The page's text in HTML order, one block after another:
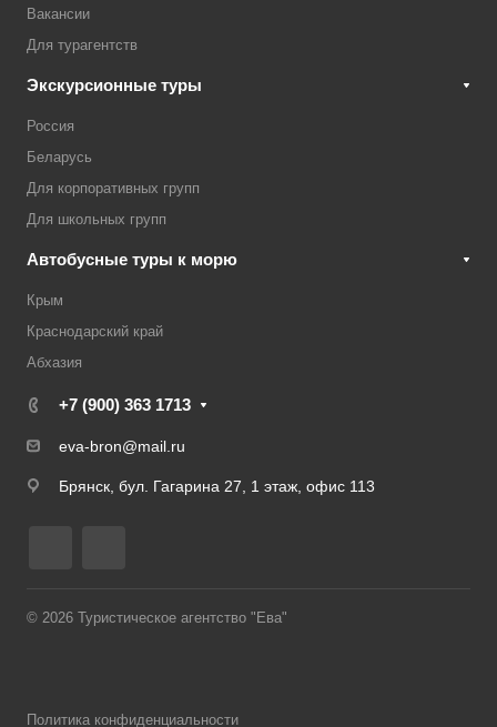
Вакансии
Для турагентств
Экскурсионные туры
Россия
Беларусь
Для корпоративных групп
Для школьных групп
Автобусные туры к морю
Крым
Краснодарский край
Абхазия
+7 (900) 363 1713
eva-bron@mail.ru
Брянск, бул. Гагарина 27, 1 этаж, офис 113
© 2026 Туристическое агентство "Ева"
Политика конфиденциальности